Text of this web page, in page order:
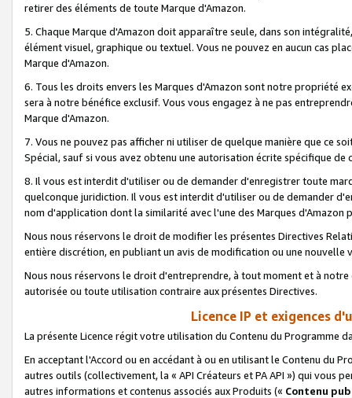
retirer des éléments de toute Marque d'Amazon.
5. Chaque Marque d'Amazon doit apparaître seule, dans son
élément visuel, graphique ou textuel. Vous ne pouvez en aucun cas
Marque d'Amazon.
6. Tous les droits envers les Marques d'Amazon sont notre propriété
sera à notre bénéfice exclusif. Vous vous engagez à ne pas
Marque d'Amazon.
7. Vous ne pouvez pas afficher ni utiliser de quelque manière que ce
Spécial, sauf si vous avez obtenu une autorisation écrite spécifique de
8. Il vous est interdit d'utiliser ou de demander d'enregistrer toute
quelconque juridiction. Il vous est interdit d'utiliser ou de demander
nom d'application dont la similarité avec l'une des Marques
Nous nous réservons le droit de modifier les présentes Directives
entière discrétion, en publiant un avis de modification ou une nouvelle
Nous nous réservons le droit d'entreprendre, à tout moment et à
autorisée ou toute utilisation contraire aux présentes Directives.
Licence IP et exigences
La présente Licence régit votre utilisation du Contenu du Programme
En acceptant l'Accord ou en accédant à ou en utilisant le Contenu du
autres outils (collectivement, la « API Créateurs et PA API ») qui vous
autres informations et contenus associés aux Produits (« Contenu